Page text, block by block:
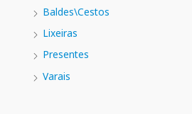
Baldes\Cestos
Lixeiras
Presentes
Varais